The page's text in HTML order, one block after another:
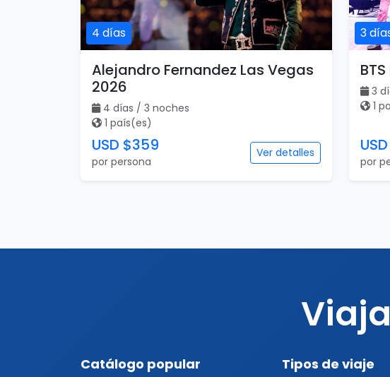
4 días
Alejandro Fernandez Las Vegas
2026
4 días / 3 noches
1 país(es)
USD $359
por persona
Ver detalles
3
3
1
por
Catálogo popular Tipos de viaje